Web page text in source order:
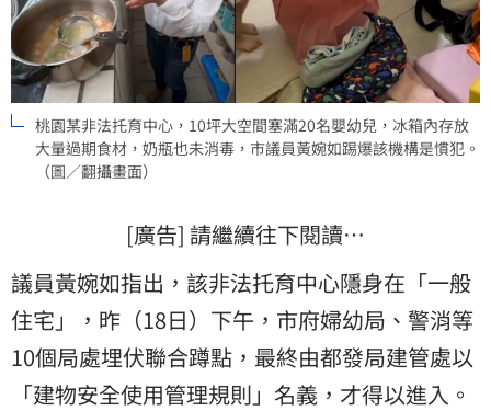
桃園某非法托育中心，10坪大空間塞滿20名嬰幼兒，冰箱內存放
大量過期食材，奶瓶也未消毒，市議員黃婉如踢爆該機構是慣犯。
（圖／翻攝畫面）
[廣告] 請繼續往下閱讀…
議員黃婉如指出，該非法托育中心隱身在「一般
住宅」，昨（18日）下午，市府婦幼局、警消等
10個局處埋伏聯合蹲點，最終由都發局建管處以
「建物安全使用管理規則」名義，才得以進入。